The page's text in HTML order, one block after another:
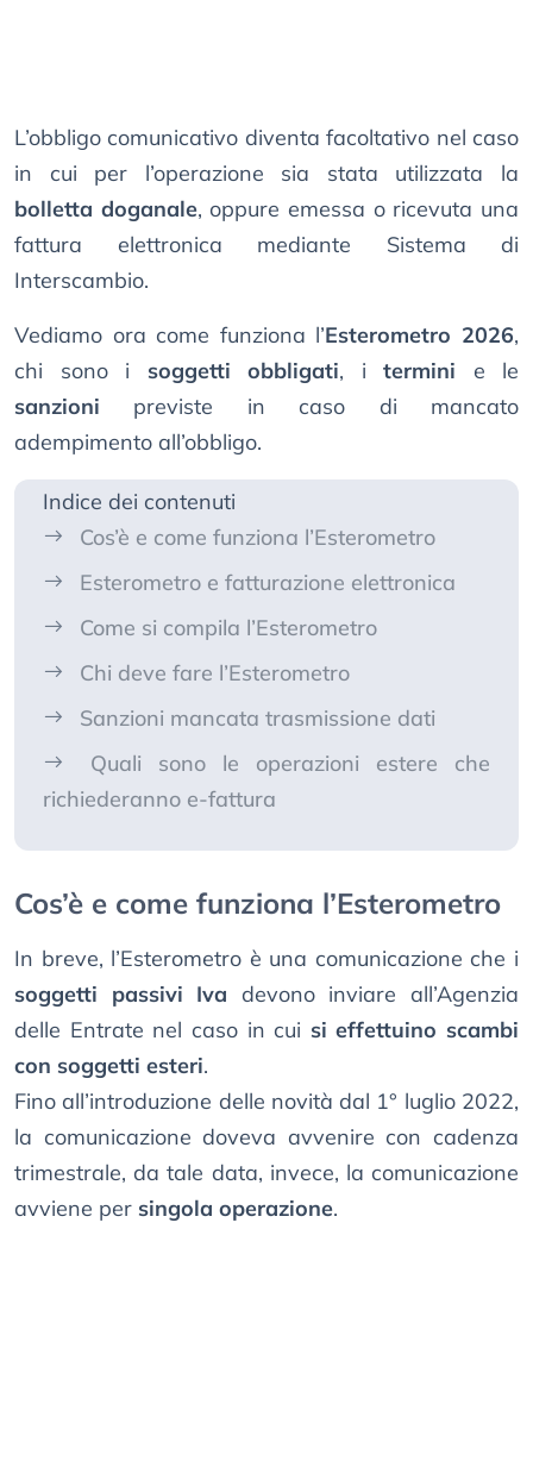
L’obbligo comunicativo diventa facoltativo nel caso
in cui per l’operazione sia stata utilizzata la
bolletta doganale, oppure emessa o ricevuta una
fattura elettronica mediante Sistema di
Interscambio.
Vediamo ora come funziona l’Esterometro 2026,
chi sono i soggetti obbligati, i termini e le
sanzioni previste in caso di mancato
adempimento all’obbligo.
Indice dei contenuti
Cos’è e come funziona l’Esterometro
Esterometro e fatturazione elettronica
Come si compila l’Esterometro
Chi deve fare l’Esterometro
Sanzioni mancata trasmissione dati
Quali sono le operazioni estere che
richiederanno e-fattura
Cos’è e come funziona l’Esterometro
In breve, l’Esterometro è una comunicazione che i
soggetti passivi Iva devono inviare all’Agenzia
delle Entrate nel caso in cui si effettuino scambi
con soggetti esteri.
Fino all’introduzione delle novità dal 1° luglio 2022,
la comunicazione doveva avvenire con cadenza
trimestrale, da tale data, invece, la comunicazione
avviene per singola operazione.